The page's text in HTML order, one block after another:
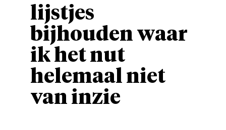
lijstjes
bijhouden waar
ik het nut
helemaal niet
van inzie